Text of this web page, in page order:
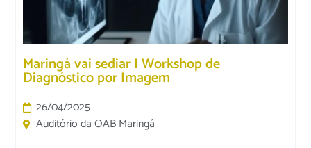
Maringá vai sediar I Workshop de
Diagnóstico por Imagem
26/04/2025
Auditório da OAB Maringá